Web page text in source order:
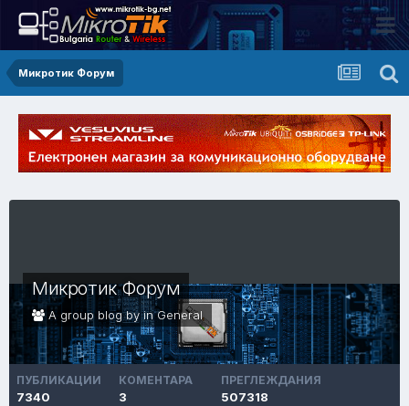
Микротик Форум
Микротик Форум
A group blog by inGeneral
ПУБЛИКАЦИИ
7340
КОМЕНТАРА
3
ПРЕГЛЕЖДАНИЯ
507318